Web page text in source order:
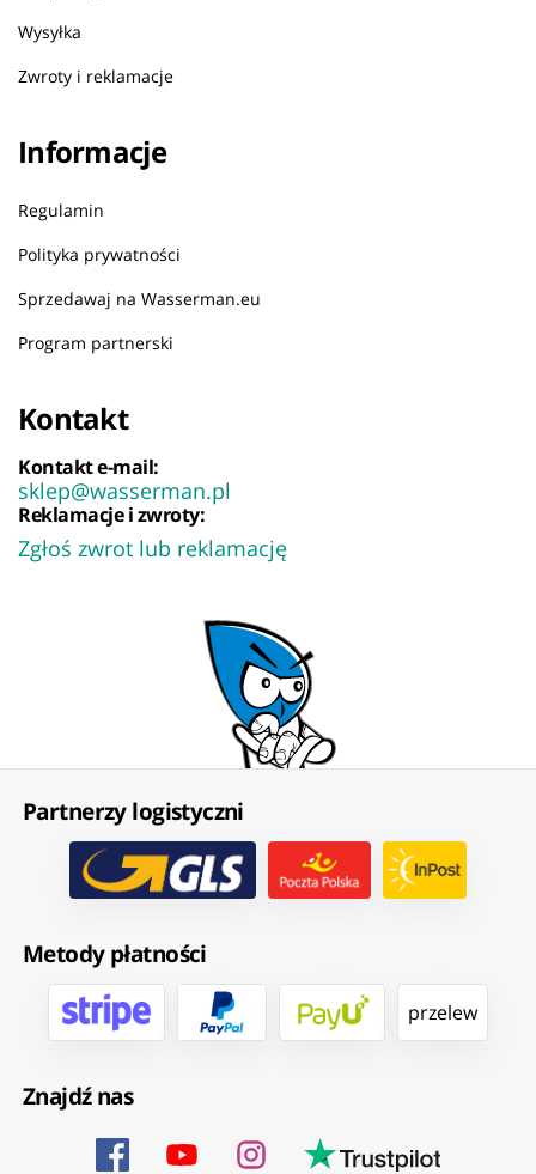
Wysyłka
Zwroty i reklamacje
Informacje
Regulamin
Polityka prywatności
Sprzedawaj na Wasserman.eu
Program partnerski
Kontakt
Kontakt e-mail:
sklep@wasserman.pl
Reklamacje i zwroty:
Zgłoś zwrot lub reklamację
Partnerzy logistyczni
Metody płatności
przelew
Znajdź nas